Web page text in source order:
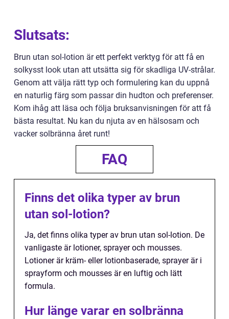
Slutsats:
Brun utan sol-lotion är ett perfekt verktyg för att få en
solkysst look utan att utsätta sig för skadliga UV-strålar.
Genom att välja rätt typ och formulering kan du uppnå
en naturlig färg som passar din hudton och preferenser.
Kom ihåg att läsa och följa bruksanvisningen för att få
bästa resultat. Nu kan du njuta av en hälsosam och
vacker solbränna året runt!
FAQ
Finns det olika typer av brun
utan sol-lotion?
Ja, det finns olika typer av brun utan sol-lotion. De
vanligaste är lotioner, sprayer och mousses.
Lotioner är kräm- eller lotionbaserade, sprayer är i
sprayform och mousses är en luftig och lätt
formula.
Hur länge varar en solbränna